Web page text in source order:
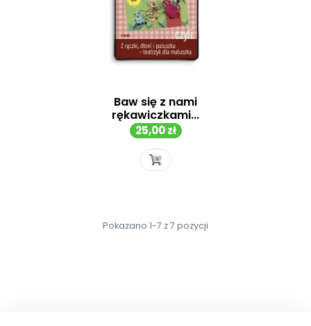
Baw się z nami
rękawiczkami...
Cena
25,00 zł
Pokazano 1-7 z 7 pozycji